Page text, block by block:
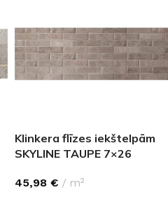
Klinkera flīzes iekštelpām
SKYLINE TAUPE 7×26
45,98 € m²